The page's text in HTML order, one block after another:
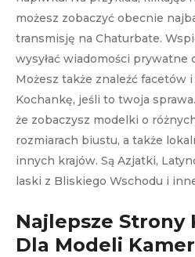
możesz zobaczyć obecnie
transmisję na Chaturbate.
wysyłać wiadomości prywatne
Możesz także znaleźć facetów
Kochankę, jeśli to twoja
że zobaczysz modelki o
rozmiarach biustu, a także
innych krajów. Są Azjatki,
laski z Bliskiego Wschodu i
Najlepsze Strony
Dla Modeli Kamer